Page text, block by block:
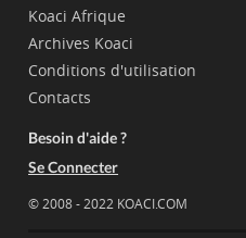
Koaci Afrique
Archives Koaci
Conditions d'utilisation
Contacts
Besoin d'aide ?
Se Connecter
© 2008 - 2022 KOACI.COM